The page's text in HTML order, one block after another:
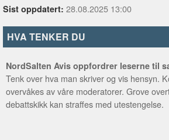
Sist oppdatert: 28.08.2025 13:00
HVA TENKER DU
NordSalten Avis oppfordrer leserne til
Tenk over hva man skriver og vis hensyn.
overvåkes av våre moderatorer. Grove
debattskikk kan straffes med utestengelse.